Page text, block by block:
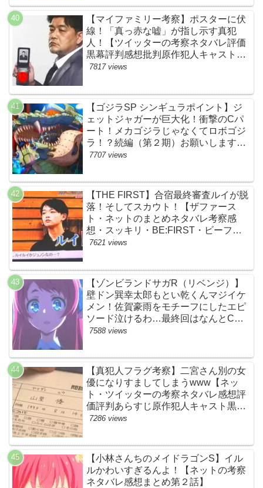
【マイファミリー考察】ポスターに伏
線！「真っ赤な嘘」が指し示す真犯
人！【ツイッターの考察ネタバレ評価
黒幕評判感想批判原作犯人キャスト脚
本あらすじ伏線まとめ・吉乃栄太郎】
7817 views
【ゴジラSP シンギュラポイント】ジ
ェットジャガーが巨大化！衝撃のCパ
ート！メカゴジラじゃなくてロボゴジ
ラ！？続編（第２期）お願いします！
【ネットの考察ネタバレ感想まとめ・
7707 views
【THE FIRST】合宿最終審査ルイが脱
落！そしてスカウト！【ザファース
ト・ネットのまとめネタバレ考察感
想・スッキリ・BE:FIRST・ビーファ
ースト】
7621 views
【ゾンビランドサガR（リベンジ）】
壁ドン巽幸太郎もとい乾くんマジイケ
メン！佐賀豪雨をモチーフにしたエピ
ソード泣けるわ…最終回はなんとCM
なし27分ノンストップ放送！すごすぎ
7588 views
【真犯人フラグ考察】二宮さん別の女
優になりすましてしまうwww【ネッ
ト・ツイッターの考察ネタバレ感想評
価評判あらすじ原作犯人キャスト黒幕
伏線まとめ・山里亮太・蒼井優】
7286 views
【小林さんちのメイドラゴンS】イル
ルかわいすぎるんよ！【ネットの考察
ネタバレ感想まとめ第２話】